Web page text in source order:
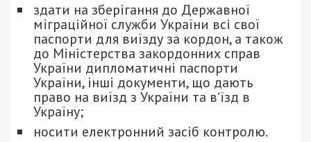
здати на зберігання до Державної
міграційної служби України всі свої
паспорти для виїзду за кордон, а також
до Міністерства закордонних справ
України дипломатичні паспорти
України, інші документи, що дають
право на виїзд з України та вʼїзд в
Україну;
носити електронний засіб контролю.